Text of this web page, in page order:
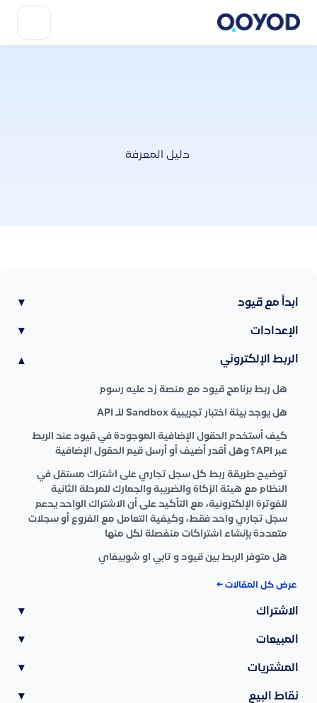
دليل المعرفة
ابدأ مع قيود ▾
الإعدادات ▾
الربط الإلكتروني ▾
هل ربط برنامج قيود مع منصة زد عليه رسوم
هل يوجد بيئة اختبار تجريبية Sandbox للـ API
كيف أستخدم الحقول الإضافية الموجودة في قيود عند الربط
عبر API؟ وهل أقدر أضيف أو أرسل قيم الحقول الإضافية
توضيح طريقة ربط كل سجل تجاري على اشتراك مستقل في
النظام مع هيئة الزكاة والضريبة والجمارك للمرحلة الثانية
للفوترة الإلكترونية، مع التأكيد على أن الاشتراك الواحد يدعم
سجل تجاري واحد فقط، وكيفية التعامل مع الفروع أو سجلات
متعددة بإنشاء اشتراكات منفصلة لكل منها
هل متوفر الربط بين قيود و تابي او شوبيفاي
عرض كل المقالات ←
الاشتراك ▾
المبيعات ▾
المشتريات ▾
نقاط البيع ▾